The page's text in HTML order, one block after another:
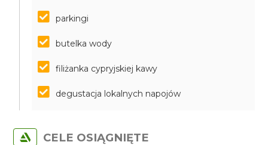
parkingi
butelka wody
filiżanka cypryjskiej kawy
degustacja lokalnych napojów
CELE OSIĄGNIĘTE